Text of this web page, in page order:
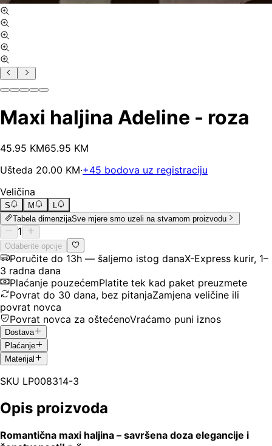
Maxi haljina Adeline - roza
45.95 KM65.95 KM
Ušteda 20.00 KM·+45 bodova uz registraciju
Veličina
S M
L
Tabela dimenzijaSve mjere smo uzeli na stvarnom proizvodu
1
Odaberite opcije
Poručite do 13h — šaljemo istog danaX-Express kurir, 1–
3 radna dana
Plaćanje pouzećemPlatite tek kad paket preuzmete
Povrat do 30 dana, bez pitanjaZamjena veličine ili
povrat novca
Povrat novca za oštećenoVraćamo puni iznos
Dostava
Plaćanje
Materijal
SKU LP008314-3
Opis proizvoda
Romantična maxi haljina – savršena doza elegancije i